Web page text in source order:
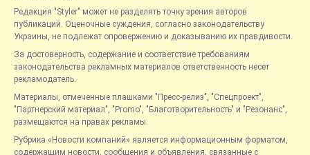
Редакция "Styler" может не разделять точку зрения авторов
публикаций. Оценочные суждения, согласно законодательству
Украины, не подлежат опровержению и доказыванию их правдивости.
За достоверность, содержание и соответствие требованиям
законодательства рекламных материалов ответственность несет
рекламодатель.
Материалы, отмеченные плашками "Пресс-релиз", "Спецпроект",
"Партнерский материал", "Promo", "Благотворительность" и "Резонанс",
размещаются на правах рекламы.
Рубрика «Новости компаний» является информационным форматом,
содержащим новости, сообщения и объявления, связанные с